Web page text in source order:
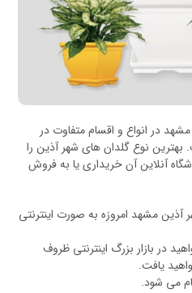
در انواع و اقسام متفاوت در
بهترین نوع گلدان های شهر آذین را
آنلاین آن خریداری یا به فروش
مشهد امروزه به صورت اینترنتی
در بازار بزرگ اینترنتی ظروف
یافت.
می شود.